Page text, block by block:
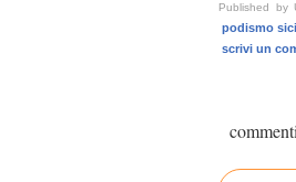
Published by
podismo
scrivi un